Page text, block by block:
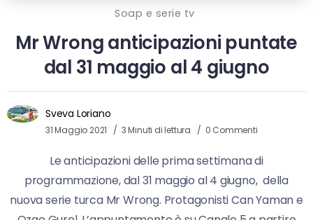
Soap e serie tv
Mr Wrong anticipazioni puntate
dal 31 maggio al 4 giugno
Sveva Loriano
31 Maggio 2021 3 Minuti di lettura 0 Commenti
Le anticipazioni delle prima settimana di
programmazione, dal 31 maggio al 4 giugno, della
nuova serie turca Mr Wrong. Protagonisti Can Yaman e